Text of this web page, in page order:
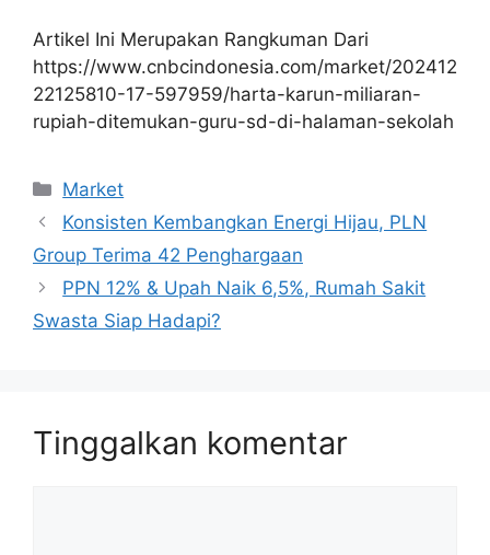
Artikel Ini Merupakan Rangkuman Dari
https://www.cnbcindonesia.com/market/202412
22125810-17-597959/harta-karun-miliaran-
rupiah-ditemukan-guru-sd-di-halaman-sekolah
Kategori
Market
Konsisten Kembangkan Energi Hijau, PLN
Group Terima 42 Penghargaan
PPN 12% & Upah Naik 6,5%, Rumah Sakit
Swasta Siap Hadapi?
Tinggalkan komentar